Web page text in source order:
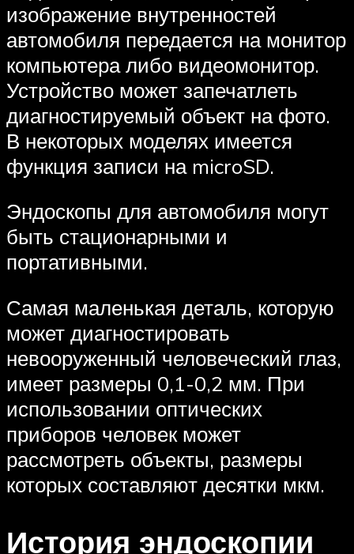
изображение внутренностей
автомобиля передается на монитор
компьютера либо видеомонитор.
Устройство может запечатлеть
диагностируемый объект на фото.
В некоторых моделях имеется
функция записи на microSD.
Эндоскопы для автомобиля могут
быть стационарными и
портативными.
Самая маленькая деталь, которую
может диагностировать
невооруженный человеческий глаз,
имеет размеры 0,1-0,2 мм. При
использовании оптических
приборов человек может
рассмотреть объекты, размеры
которых составляют десятки мкм.
История эндоскопии